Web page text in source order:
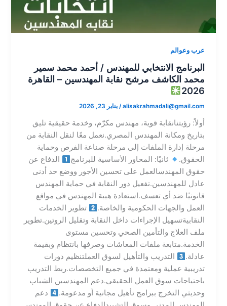
عرب وعوالم
البرنامج الانتخابي للمهندس / أحمد محمد سمير
محمد الكاشف مرشح نقابة المهندسين – القاهرة
2026
alisakrahmadali@gmail.com
/يناير 23, 2026
أولاً: رؤيتنانقابة قوية، مهندس مكرّم، وخدمة حقيقية تليق
بتاريخ ومكانة المهندس المصري.نعمل معًا لنقل النقابة من
مرحلة إدارة الملفات إلى مرحلة صناعة الفرص وحماية
الحقوق.
ثانيًا: المحاور الأساسية للبرنامج
الدفاع عن
حقوق المهندسالعمل على تحسين الأجور ووضع حد أدنى
عادل للمهندسين.تفعيل دور النقابة في حماية المهندس
قانونيًا ضد أي تعسف.استعادة هيبة المهندس في مواقع
العمل والجهات الحكومية والخاصة.
تطوير الخدمات
النقابيةتسهيل الإجراءات داخل النقابة وتقليل الروتين.تطوير
ملف العلاج والتأمين الصحي وتحسين مستوى
الخدمة.متابعة ملفات المعاشات وصرفها بانتظام وبقيمة
عادلة.
التدريب والتأهيل لسوق العملتنظيم دورات
تدريبية عملية ومعتمدة في جميع التخصصات.ربط التدريب
باحتياجات سوق العمل الحقيقي.دعم المهندسين الشباب
وحديثي التخرج ببرامج تأهيل مجانية أو مدعومة.
دعم